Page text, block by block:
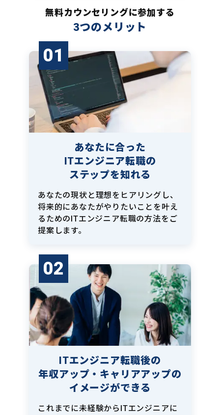
無料カウンセリングに参加する
3つのメリット
01
あなたに合った
ITエンジニア転職の
ステップを知れる
あなたの現状と理想をヒアリングし、
将来的にあなたがやりたいことを叶え
るためのITエンジニア転職の方法をご
提案します。
02
ITエンジニア転職後の
年収アップ・キャリアアップの
イメージができる
これまでに未経験からITエンジニアに